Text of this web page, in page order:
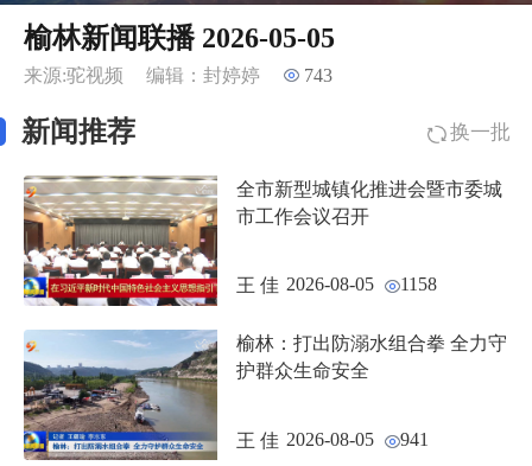
榆林新闻联播 2026-05-05
来源:驼视频 编辑：封婷婷 743
新闻推荐 换一批
全市新型城镇化推进会暨市委城
市工作会议召开
王 佳 2026-08-05 1158
榆林：打出防溺水组合拳 全力守
护群众生命安全
王 佳 2026-08-05 941